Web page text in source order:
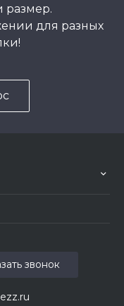
размер.
для разных
звонок